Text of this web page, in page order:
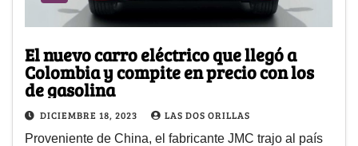
El nuevo carro eléctrico que llegó a
Colombia y compite en precio con los
de gasolina
DICIEMBRE 18, 2023 LAS DOS ORILLAS
Proveniente de China, el fabricante JMC trajo al país